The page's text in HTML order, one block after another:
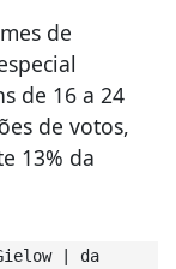
de
de 16 a 24
de votos,
13% da
| da